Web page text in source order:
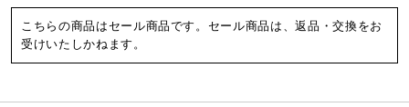
こちらの商品はセール商品です。セール商品は、返品・交換をお
受けいたしかねます。